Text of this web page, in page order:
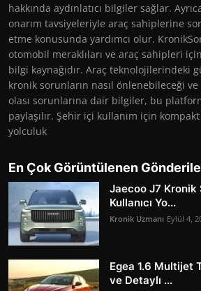
hakkında aydınlatıcı bilgiler sağlar.
onarım tavsiyeleriyle araç sahiplerine
etme konusunda yardımcı olur.
otomobil meraklıları ve araç sahipleri
bilgi kaynağıdır. Araç teknolojilerindeki
kronik sorunların nasıl önlenebileceği
olası sorunlarına dair bilgiler, bu
paylaşılır. Şehir içi kullanım için
yolculuk
En Çok Görüntülenen
Jaecoo J7 Kronik
Kullanıcı Yo...
Kronik Uzmanı Eylül 4,
Egea 1.6 Multijet
ve Detaylı ...